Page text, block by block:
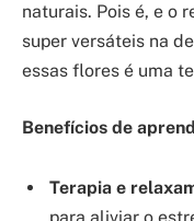
naturais. Pois é, e o
super versáteis na
essas flores é uma
Benefícios de
Terapia e